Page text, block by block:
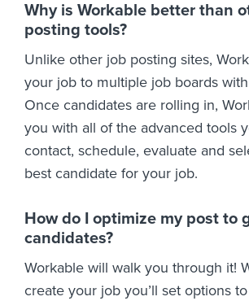
Why is Workable better than
posting tools?
Unlike other job posting sites,
your job to multiple job boards
Once candidates are rolling in,
you with all of the advanced tools
contact, schedule, evaluate and
best candidate for your job.
How do I optimize my post to
candidates?
Workable will walk you through it!
create your job you’ll set options